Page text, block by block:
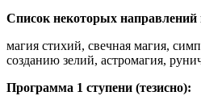
Список некоторых направлений
магия стихий, свечная магия,
созданию зелий, астромагия,
Программа 1 ступени (тезисно):